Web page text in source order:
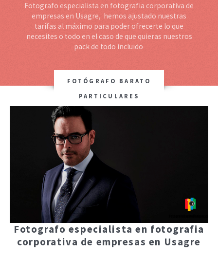
Fotografo especialista en fotografia corporativa de
empresas en Usagre, hemos ajustado nuestras
tarífas al máximo para poder ofrecerte lo que
necesites o todo en el caso de que quieras nuestros
pack de todo incluido
FOTÓGRAFO BARATO
PARTICULARES
Fotografo especialista en fotografia
corporativa de empresas en Usagre